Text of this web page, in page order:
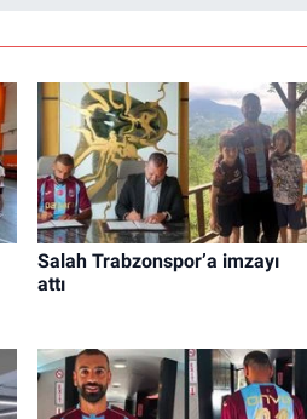
Salah Trabzonspor’a imzayı
attı